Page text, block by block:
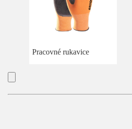
Pracovné rukavice